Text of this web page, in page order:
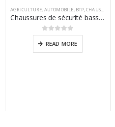
AGRICULTURE AUTOMOBILE BTP ,CHAUSSURES
Chaussures de sécurité basse California
0sur 5
READ MORE